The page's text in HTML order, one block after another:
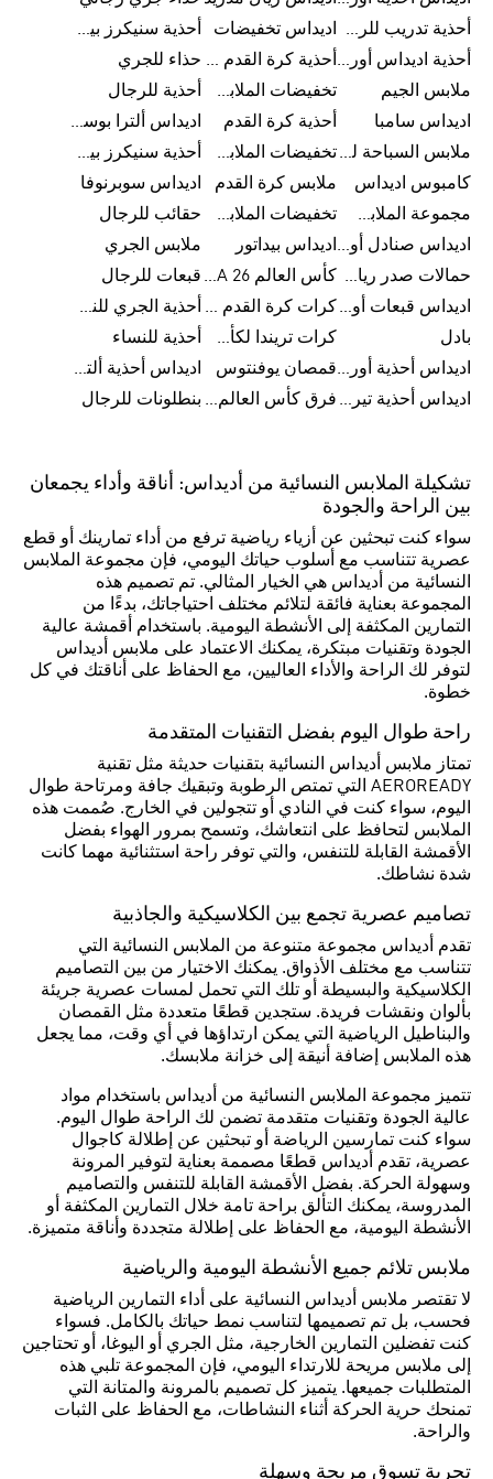
أحذية تدريب للرجال
اديداس تخفيضات
أحذية سنيكرز بيضاء للرجال
أحذية اديداس أورجينال للنساء
أحذية كرة القدم للرجال حذاء للجري
ملابس الجيم
تخفيضات الملابس للأطفال
أحذية للرجال
اديداس سامبا
أحذية كرة القدم
اديداس ألترا بوست
ملابس السباحة للرجال
تخفيضات الملابس الرياضية
أحذية سنيكرز بيضاء للرجال
كامبوس اديداس
ملابس كرة القدم
اديداس سوبرنوفا
مجموعة الملابس الرياضية
تخفيضات الملابس للرجال
حقائب للرجال
اديداس صنادل أورجينال للنساء اديداس بيداتور
ملابس الجري
حمالات صدر رياضية
كأس العالم FIFA 26™ قبعات للرجال
اديداس قبعات أورجينال للرجال
كرات كرة القدم للرجال
أحذية الجري للنساء
بادل
كرات تريندا لكأس العالم FIFA 26™
أحذية للنساء
اديداس أحذية أورجينال للرجالقمصان يوفنتوس
اديداس أحذية ألترا بوست للرجال
اديداس أحذية تيريكس
فرق كأس العالم FIFA 26™ بنطلونات للرجال
تشكيلة الملابس النسائية من أديداس: أناقة وأداء يجمعان
بين الراحة والجودة
سواء كنت تبحثين عن أزياء رياضية ترفع من أداء تمارينك أو قطع
عصرية تتناسب مع أسلوب حياتك اليومي، فإن مجموعة الملابس
النسائية من أديداس هي الخيار المثالي. تم تصميم هذه
المجموعة بعناية فائقة لتلائم مختلف احتياجاتك، بدءًا من
التمارين المكثفة إلى الأنشطة اليومية. باستخدام أقمشة عالية
الجودة وتقنيات مبتكرة، يمكنك الاعتماد على ملابس أديداس
لتوفر لك الراحة والأداء العاليين، مع الحفاظ على أناقتك في كل
خطوة.
راحة طوال اليوم بفضل التقنيات المتقدمة
تمتاز ملابس أديداس النسائية بتقنيات حديثة مثل تقنية
AEROREADY التي تمتص الرطوبة وتبقيك جافة ومرتاحة طوال
اليوم، سواء كنت في النادي أو تتجولين في الخارج. صُممت هذه
الملابس لتحافظ على انتعاشك، وتسمح بمرور الهواء بفضل
الأقمشة القابلة للتنفس، والتي توفر راحة استثنائية مهما كانت
شدة نشاطك.
تصاميم عصرية تجمع بين الكلاسيكية والجاذبية
تقدم أديداس مجموعة متنوعة من الملابس النسائية التي
تتناسب مع مختلف الأذواق. يمكنك الاختيار من بين التصاميم
الكلاسيكية والبسيطة أو تلك التي تحمل لمسات عصرية جريئة
بألوان ونقشات فريدة. ستجدين قطعًا متعددة مثل القمصان
والبناطيل الرياضية التي يمكن ارتداؤها في أي وقت، مما يجعل
هذه الملابس إضافة أنيقة إلى خزانة ملابسك.
تتميز مجموعة الملابس النسائية من أديداس باستخدام مواد
عالية الجودة وتقنيات متقدمة تضمن لك الراحة طوال اليوم.
سواء كنت تمارسين الرياضة أو تبحثين عن إطلالة كاجوال
عصرية، تقدم أديداس قطعًا مصممة بعناية لتوفير المرونة
وسهولة الحركة. بفضل الأقمشة القابلة للتنفس والتصاميم
المدروسة، يمكنك التألق براحة تامة خلال التمارين المكثفة أو
الأنشطة اليومية، مع الحفاظ على إطلالة متجددة وأناقة متميزة.
ملابس تلائم جميع الأنشطة اليومية والرياضية
لا تقتصر ملابس أديداس النسائية على أداء التمارين الرياضية
فحسب، بل تم تصميمها لتناسب نمط حياتك بالكامل. فسواء
كنت تفضلين التمارين الخارجية، مثل الجري أو اليوغا، أو تحتاجين
إلى ملابس مريحة للارتداء اليومي، فإن المجموعة تلبي هذه
المتطلبات جميعها. يتميز كل تصميم بالمرونة والمتانة التي
تمنحك حرية الحركة أثناء النشاطات، مع الحفاظ على الثبات
والراحة.
تجربة تسوق مريحة وسهلة